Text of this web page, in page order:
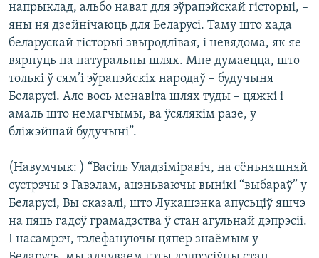
напрыклад, альбо нават для эўрапэйскай гісторыі, –
яны ня дзейнічаюць для Беларусі. Таму што хада
беларускай гісторыі звыродлівая, і невядома, як яе
вярнуць на натуральны шлях. Мне думаецца, што
толькі ў сям’і эўрапэйскіх народаў – будучыня
Беларусі. Але вось менавіта шлях туды – цяжкі і
амаль што немагчымы, ва ўсялякім разе, у
бліжэйшай будучыні”.
(Навумчык: ) “Васіль Уладзіміравіч, на сёньняшняй
сустрэчы з Гавэлам, ацэньваючы вынікі “выбараў” у
Беларусі, Вы сказалі, што Лукашэнка апусьціў яшчэ
на пяць гадоў грамадзства ў стан агульнай дэпрэсіі.
І насамрэч, тэлефануючы цяпер знаёмым у